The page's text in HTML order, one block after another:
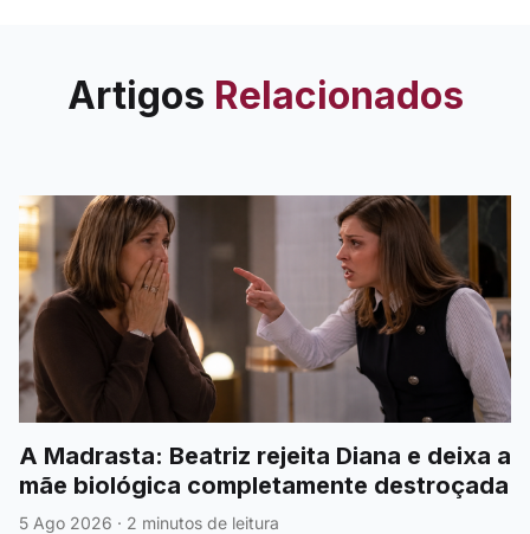
Artigos Relacionados
A Madrasta: Beatriz rejeita Diana e deixa a
mãe biológica completamente destroçada
5 Ago 2026 · 2 minutos de leitura